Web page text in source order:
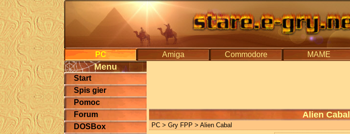
PC Amiga Commodore MAME
Menu
Start
Spis gier
Pomoc
Forum
DOSBox
Alien Cabal
PC > Gry FPP > Alien Cabal